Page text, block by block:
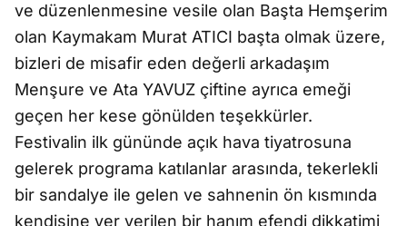
ve düzenlenmesine vesile olan Başta Hemşerim
olan Kaymakam Murat ATICI başta olmak üzere,
bizleri de misafir eden değerli arkadaşım
Menşure ve Ata YAVUZ çiftine ayrıca emeği
geçen her kese gönülden teşekkürler.
Festivalin ilk gününde açık hava tiyatrosuna
gelerek programa katılanlar arasında, tekerlekli
bir sandalye ile gelen ve sahnenin ön kısmında
kendisine yer verilen bir hanım efendi dikkatimi